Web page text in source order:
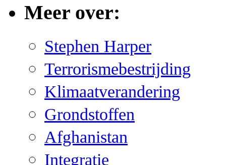
Meer over:
Stephen Harper
Terrorismebestrijding
Klimaatverandering
Grondstoffen
Afghanistan
Integratie